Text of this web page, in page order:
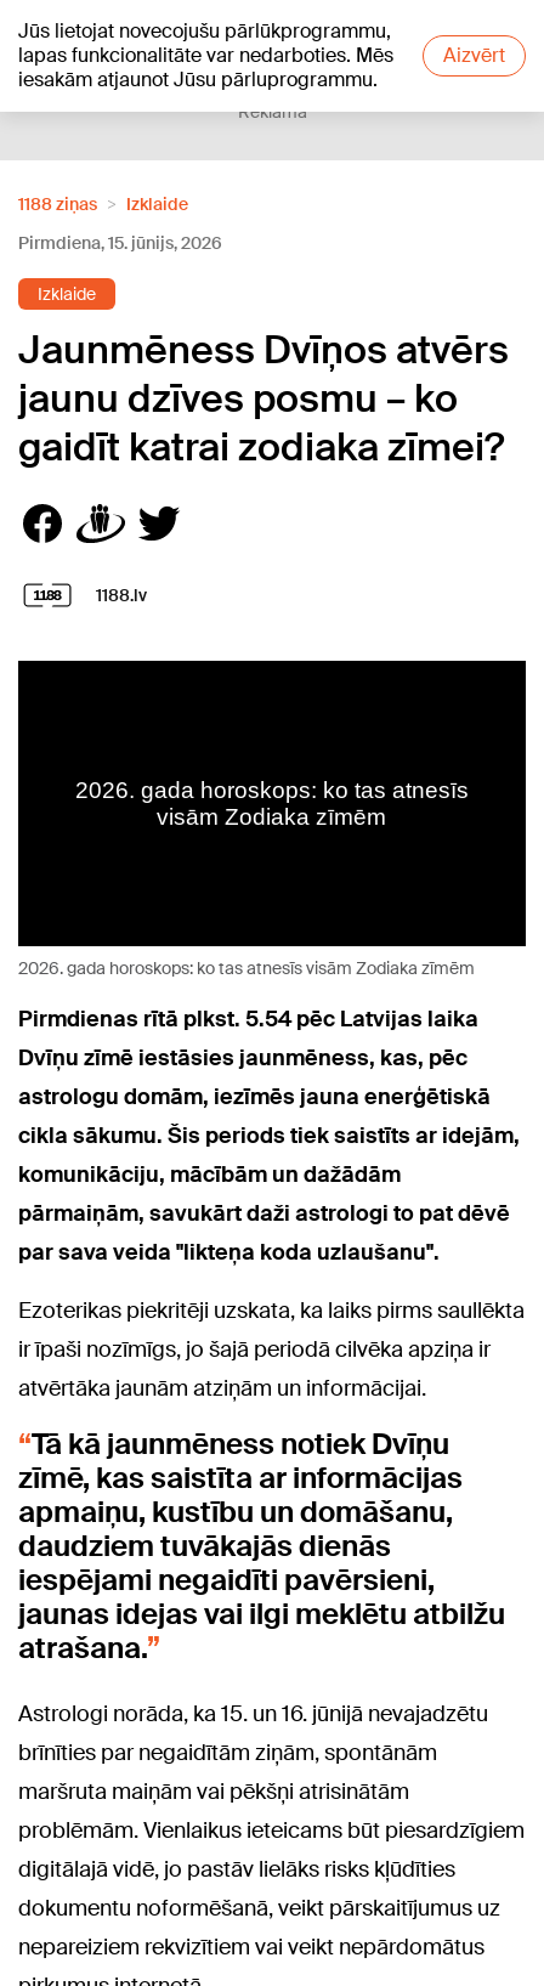
Jūs lietojat novecojušu pārlūkprogrammu,
lapas funkcionalitāte var nedarboties. Mēs
iesakām atjaunot Jūsu pārluprogrammu.
Aizvērt
+20°C
Reklāma
1188 ziņas
Izklaide
Pirmdiena, 15. jūnijs, 2026
Izklaide
Jaunmēness Dvīņos atvērs
jaunu dzīves posmu – ko
gaidīt katrai zodiaka zīmei?
1188.lv
2026. gada horoskops: ko tas atnesīs visām Zodiaka zīmēm
Pirmdienas rītā plkst. 5.54 pēc Latvijas laika
Dvīņu zīmē iestāsies jaunmēness, kas, pēc
astrologu domām, iezīmēs jauna enerģētiskā
cikla sākumu. Šis periods tiek saistīts ar idejām,
komunikāciju, mācībām un dažādām
pārmaiņām, savukārt daži astrologi to pat dēvē
par sava veida "likteņa koda uzlaušanu".
Ezoterikas piekritēji uzskata, ka laiks pirms saullēkta
ir īpaši nozīmīgs, jo šajā periodā cilvēka apziņa ir
atvērtāka jaunām atziņām un informācijai.
Tā kā jaunmēness notiek Dvīņu
zīmē, kas saistīta ar informācijas
apmaiņu, kustību un domāšanu,
daudziem tuvākajās dienās
iespējami negaidīti pavērsieni,
jaunas idejas vai ilgi meklētu atbilžu
atrašana.
Astrologi norāda, ka 15. un 16. jūnijā nevajadzētu
brīnīties par negaidītām ziņām, spontānām
maršruta maiņām vai pēkšņi atrisinātām
problēmām. Vienlaikus ieteicams būt piesardzīgiem
digitālajā vidē, jo pastāv lielāks risks kļūdīties
dokumentu noformēšanā, veikt pārskaitījumus uz
nepareiziem rekvizītiem vai veikt nepārdomātus